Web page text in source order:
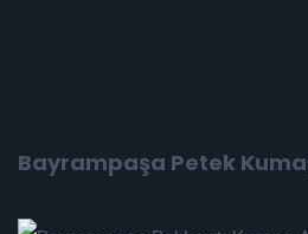
Bayrampaşa Petek